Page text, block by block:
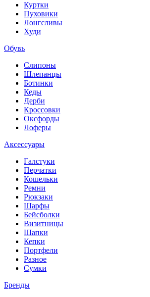
Куртки
Пуховики
Лонгсливы
Худи
Обувь
Слипоны
Шлепанцы
Ботинки
Кеды
Дерби
Кроссовки
Оксфорды
Лоферы
Аксессуары
Галстуки
Перчатки
Кошельки
Ремни
Рюкзаки
Шарфы
Бейсболки
Визитницы
Шапки
Кепки
Портфели
Разное
Сумки
Бренды